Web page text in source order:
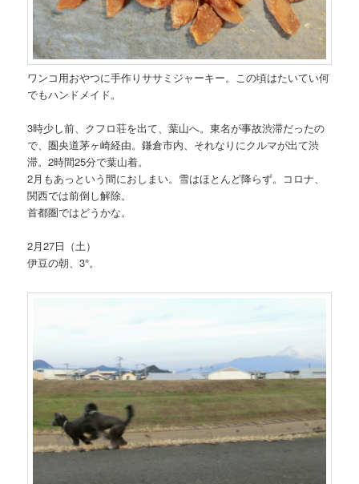
ワンコ用おやつに手作りササミジャーキー。この頃はたいてい何
でもハンドメイド。
3時少し前、クフロ荘を出て、葉山へ。東名が事故渋滞だったの
で、圏央道茅ヶ崎経由。鎌倉市内、それなりにクルマが出て渋
滞。2時間25分で葉山着。
2月もあっという間におしまい。雪はほとんど降らず。コロナ、
関西では前倒し解除。
首都圏ではどうかな。
2月27日（土）
伊豆の朝、3°。